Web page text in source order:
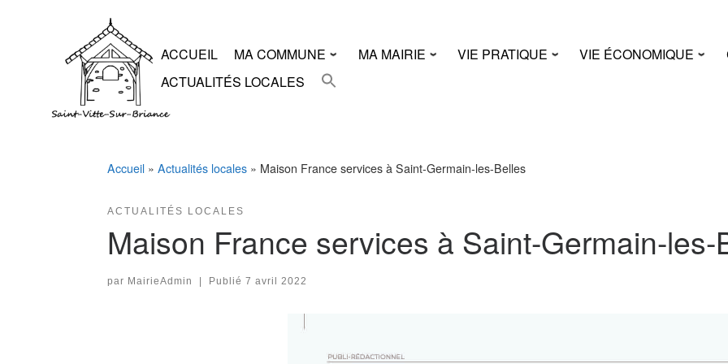
ACCUEIL MA COMMUNE MA MAIRIE VIE PRATIQUE VIE ÉCONOMIQUE
ACTUALITÉS LOCALES
Accueil » Actualités locales » Maison France services à Saint-Germain-les-Belles
ACTUALITÉS LOCALES
Maison France services à Saint-Germain-les-
par MairieAdmin Publié 7 avril 2022